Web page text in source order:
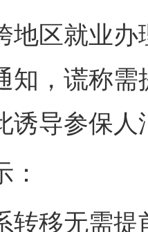
区就业办
知，谎称
诱导参保
移无需提